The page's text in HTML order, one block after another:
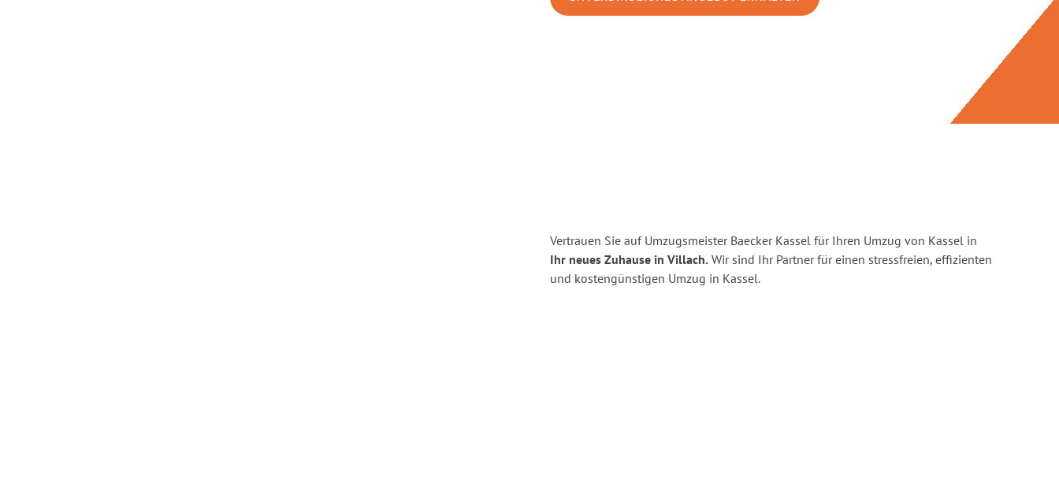
Vertrauen Sie auf Umzugsmeister Baecker Kassel für Ihren Umzug von Kassel in
Ihr neues Zuhause in Villach. Wir sind Ihr Partner für einen stressfreien, effizienten
und kostengünstigen Umzug in Kassel.